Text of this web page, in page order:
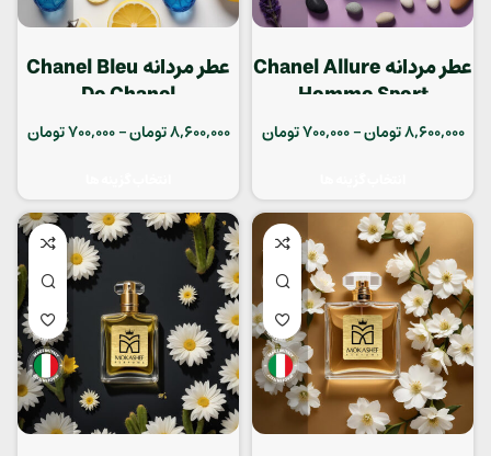
عطر مردانه ‌Chanel Allure
Homme Sport
8,600,000تومان–
700,000تومان
عطر مردانه Chanel Bleu
De Chanel
8,600,000تومان–
700,000تومان